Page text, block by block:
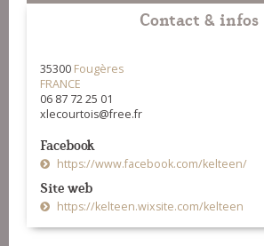
07-Lavé et malavé
Contact & infos
35300 Fougères
FRANCE
06 87 72 25 01
xlecourtois@free.fr
Facebook
https://www.facebook.com/kelteen/
Site web
https://kelteen.wixsite.com/kelteen